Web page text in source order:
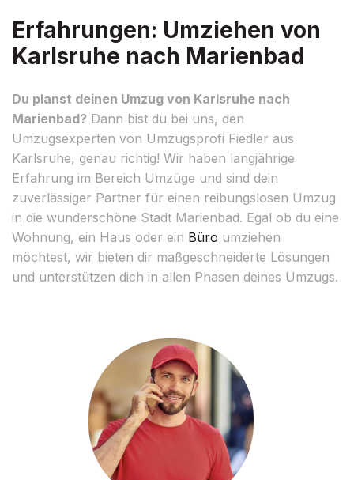
Erfahrungen: Umziehen von
Karlsruhe nach Marienbad
Du planst deinen Umzug von Karlsruhe nach
Marienbad? Dann bist du bei uns, den
Umzugsexperten von Umzugsprofi Fiedler aus
Karlsruhe, genau richtig! Wir haben langjährige
Erfahrung im Bereich Umzüge und sind dein
zuverlässiger Partner für einen reibungslosen Umzug
in die wunderschöne Stadt Marienbad. Egal ob du eine
Wohnung, ein Haus oder ein Büro umziehen
möchtest, wir bieten dir maßgeschneiderte Lösungen
und unterstützen dich in allen Phasen deines Umzugs.